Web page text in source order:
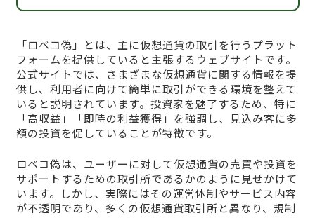
「ロベコ偽」とは、主に仮想通貨の取引を行うプラット
フォームを提供していると主張するウェブサイトです。
公式サイトでは、さまざまな仮想通貨に関する情報を提
供し、利用者に向けて簡単に取引ができる環境を整えて
いると説明されています。投資家を魅了するため、特に
「高収益」「即時の利益獲得」を強調し、見込み客に多
額の投資を促していることが特徴です。
ロベコ偽は、ユーザーに対して仮想通貨の売買や投資を
サポートするための取引所であるかのように見せかけて
います。しかし、実際にはその運営体制やサービス内容
が不透明であり、多くの仮想通貨取引所と異なり、規制